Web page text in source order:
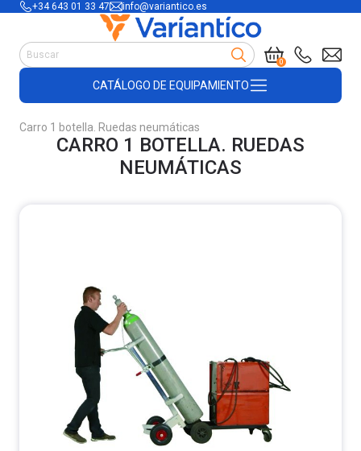
+34 643 01 33 47 info@variantico.es
0
CATÁLOGO DE EQUIPAMIENTO
Accesorios para carretillas
Útiles de almacén
Productos de plástico y madera
Encofrado
Carro 1 botella. Ruedas neumáticas
CARRO 1 BOTELLA. RUEDAS
NEUMÁTICAS